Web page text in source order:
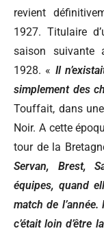
revient
1927. Titulaire
saison suivante
1928. « Il
simplement des
Touffait, dans
Noir. A cette
tour de la
Servan, Brest,
équipes, quand
match de
c’était loin d’être